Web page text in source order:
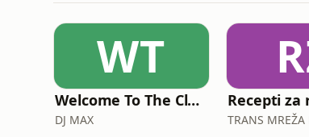
WT
Welcome To The Club Radio Show
DJ MAX
Recepti za
TRANS MREŽA